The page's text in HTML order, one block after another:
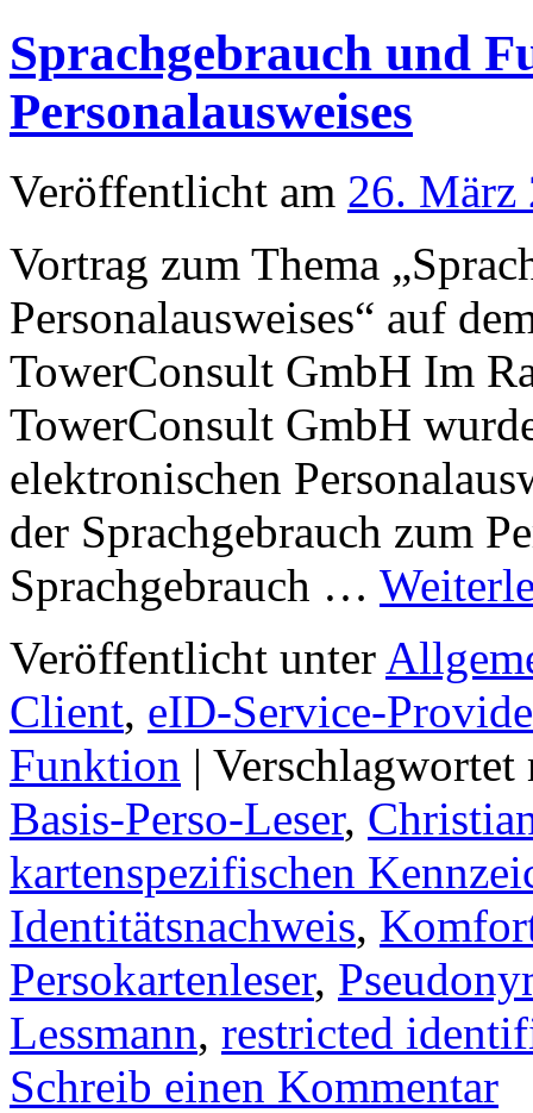
Sprachgebrauch und
Personalausweises
Veröffentlicht am 26. März
Vortrag zum Thema
Personalausweises“ auf
TowerConsult GmbH Im
TowerConsult GmbH
elektronischen
der Sprachgebrauch zum
Sprachgebrauch …
Veröffentlicht unter
Client, eID-Service-
Funktion | Verschlagwortet
Basis-Perso-Leser,
kartenspezifischen
Identitätsnachweis,
Persokartenleser,
Lessmann, restricted
Schreib einen Kommentar